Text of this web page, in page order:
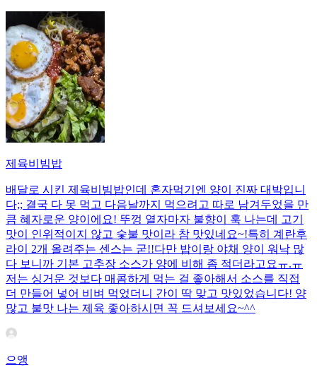
제육비빔밥
배달로 시킨 제육비빔밥인데 혼자먹기엔 양이 진짜 대박입니
다;; 결국 다 못 먹고 다음날까지 먹으려고 따로 남겨두었을 만
큼 혜자로운 양이에요! 뚜껑 열자마자 불향이 훅 나는데 고기
맛이 인위적이지 않고 숯불 맛이라 참 맛있네요~!특히 계란후
라이 2개 올려주는 센스는 굳!! ​다만 밥이랑 야채 양이 워낙 많
다 보니까 기본 고추장 소스가 양에 비해 좀 적더라고요ㅠ.ㅠ
저는 싱거운 것보다 매콤하게 먹는 걸 좋아해서 소스를 직접
더 만들어 넣어 비벼 먹었더니 간이 딱 맞고 맛있었습니다! 양
많고 불맛 나는 제육 좋아하시면 꼭 드셔보세요~^^
으앵